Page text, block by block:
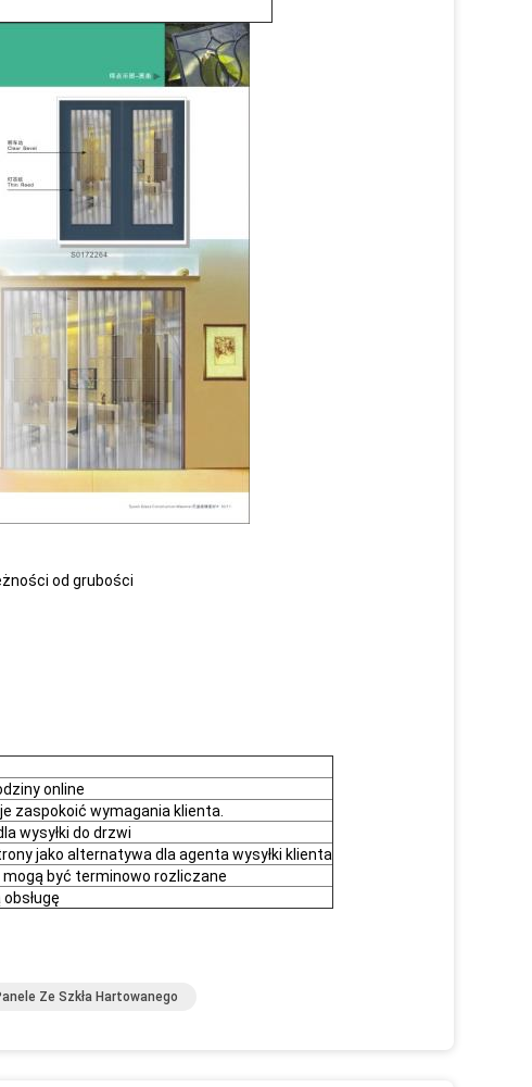
od grubości
online
zaspokoić wymagania klienta.
wysyłki do drzwi
jako alternatywa dla agenta wysyłki klienta
być terminowo rozliczane
Ze Szkła Hartowanego